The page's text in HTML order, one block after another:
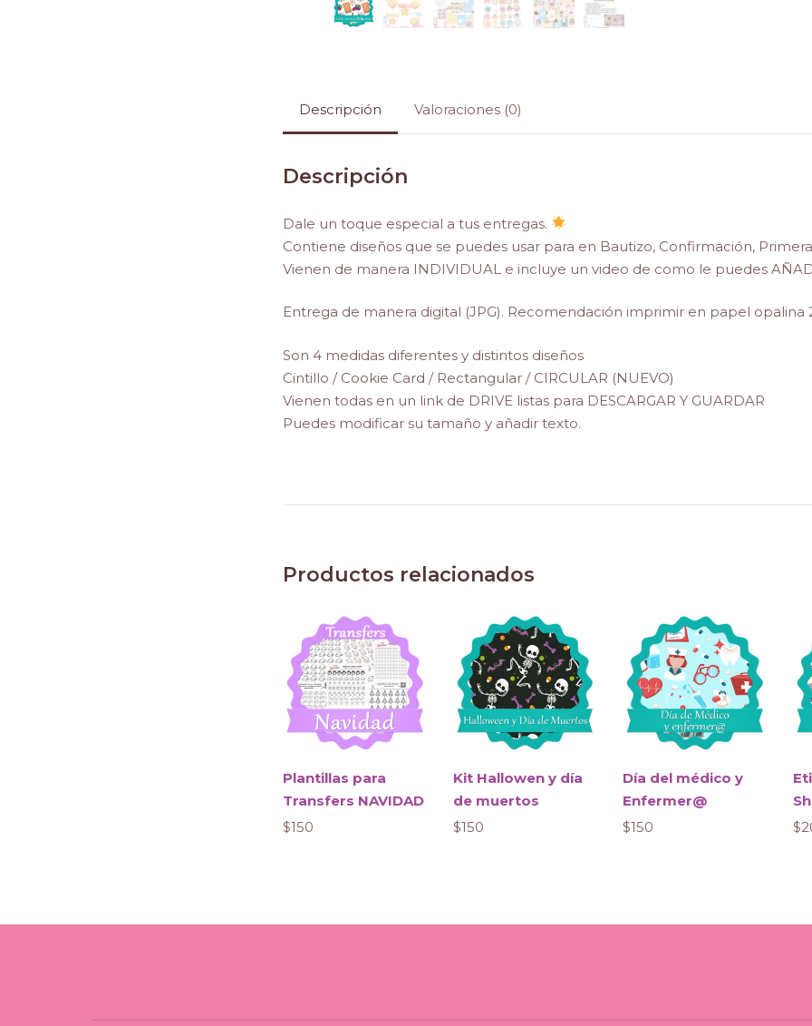
Descripción Valoraciones (0)
Descripción
Dale un toque especial a tus entregas.
Contiene diseños que se puedes usar para en Bautizo, Confirmación,
Vienen de manera INDIVIDUAL e incluye un video de como le puedes
Entrega de manera digital (JPG). Recomendación imprimir en papel opalina
Son 4 medidas diferentes y distintos diseños
Cintillo / Cookie Card / Rectangular / CIRCULAR (NUEVO)
Vienen todas en un link de DRIVE listas para DESCARGAR Y GUARDAR
Puedes modificar su tamaño y añadir texto.
Productos relacionados
Plantillas para
Transfers NAVIDAD
$150
Kit Hallowen y día
de muertos
$150
Día del médico y
Enfermer@
$150
$